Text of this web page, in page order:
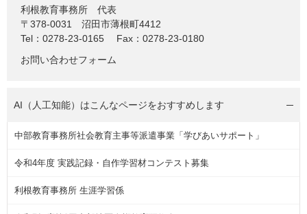
利根教育事務所
代表
〒378-0031
沼田市薄根町4412
Tel：0278-23-0165
Fax：0278-23-0180
お問い合わせフォーム
AI（人工知能）はこんなページをおすすめします
中部教育事務所社会教育主事等派遣事業「学びあいサポート」
令和4年度 実践記録・自作学習材コンテスト募集
利根教育事務所 生涯学習係